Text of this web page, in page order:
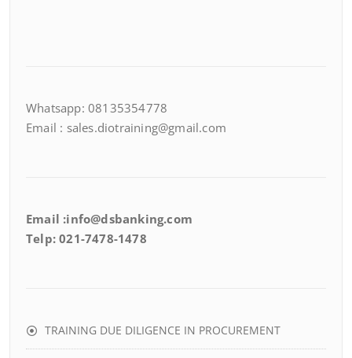
Whatsapp: 08135354778
Email : sales.diotraining@gmail.com
Email :info@dsbanking.com
Telp: 021-7478-1478
TRAINING DUE DILIGENCE IN PROCUREMENT